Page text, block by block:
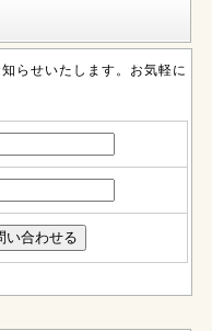
らせいたします。お気軽に